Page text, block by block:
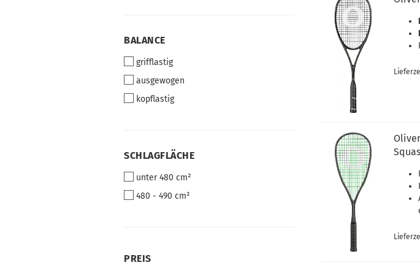
BALANCE
BALANCE
grifflastig
ausgewogen
kopflastig
SCHLAGFLÄCHE
SCHLAGFLÄCHE
unter 480 cm²
480 - 490 cm²
PREIS